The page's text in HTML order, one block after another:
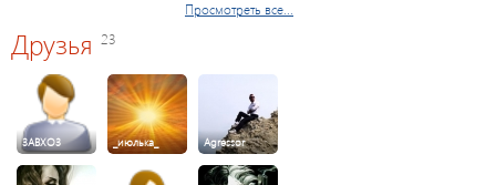
Просмотреть все...
Друзья 23
3ABXO3 _июлька_ Agressor